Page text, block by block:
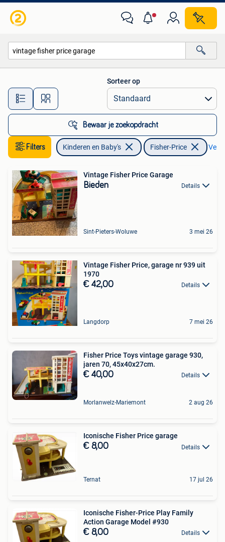
Alle afstanden…
Sorteer op
Bewaar je zoekopdracht
Filters Kinderen en Baby's Fisher-Price
Vintage Fisher Price Garage
Bieden Details
Sint-Pieters-Woluwe 3 mei 26
Vintage Fisher Price, garage nr 939 uit
1970
€ 42,00 Details
Langdorp 7 mei 26
Fisher Price Toys vintage garage 930,
jaren 70, 45x40x27cm.
€ 40,00 Details
Morlanwelz-Mariemont 2 aug 26
Iconische Fisher Price garage
€ 8,00 Details
Ternat 17 jul 26
Iconische Fisher-Price Play Family
Action Garage Model #930
€ 8,00 Details